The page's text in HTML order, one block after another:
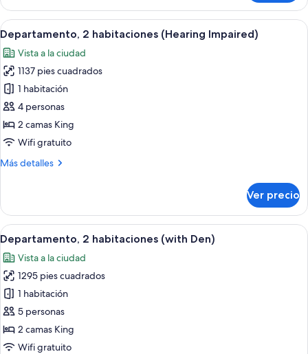
2
habitaciones,
con
acceso
para
personas
discapacitadas
Abrir
todas
las
fotos
de
Departamento,
2
habitaciones
(Hearing
Impaired)
Una habitación de hotel moderna
14
Departamento, 2 habitaciones (Hearing Impaired)
Vista a la ciudad
1137 pies cuadrados
1 habitación
4 personas
2 camas King
Wifi gratuito
Más detalles
Más
2
habitaciones
(Hearing
Impaired)
Ver precio
Abrir
todas
las
fotos
de
Departamento,
2
habitaciones
Una sala moderna con un sofá
12
Departamento, 2 habitaciones (with Den)
Vista a la ciudad
1295 pies cuadrados
1 habitación
5 personas
2 camas King
Wifi gratuito